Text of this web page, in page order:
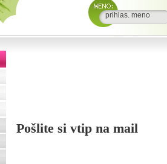
Pošlite si vtip na mail